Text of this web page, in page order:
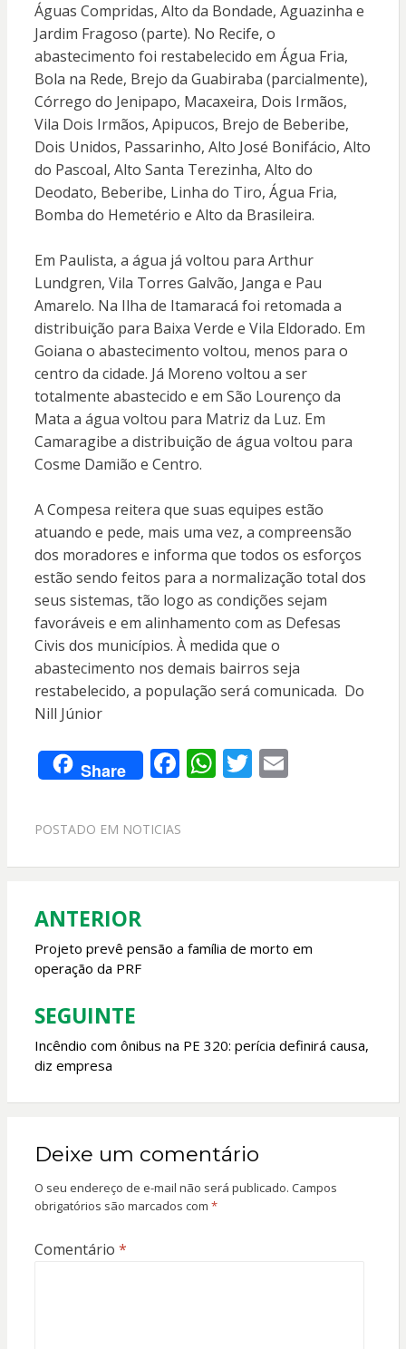
Águas Compridas, Alto da Bondade, Aguazinha e
Jardim Fragoso (parte). No Recife, o
abastecimento foi restabelecido em Água Fria,
Bola na Rede, Brejo da Guabiraba (parcialmente),
Córrego do Jenipapo, Macaxeira, Dois Irmãos,
Vila Dois Irmãos, Apipucos, Brejo de Beberibe,
Dois Unidos, Passarinho, Alto José Bonifácio, Alto
do Pascoal, Alto Santa Terezinha, Alto do
Deodato, Beberibe, Linha do Tiro, Água Fria,
Bomba do Hemetério e Alto da Brasileira.
Em Paulista, a água já voltou para Arthur
Lundgren, Vila Torres Galvão, Janga e Pau
Amarelo. Na Ilha de Itamaracá foi retomada a
distribuição para Baixa Verde e Vila Eldorado. Em
Goiana o abastecimento voltou, menos para o
centro da cidade. Já Moreno voltou a ser
totalmente abastecido e em São Lourenço da
Mata a água voltou para Matriz da Luz. Em
Camaragibe a distribuição de água voltou para
Cosme Damião e Centro.
A Compesa reitera que suas equipes estão
atuando e pede, mais uma vez, a compreensão
dos moradores e informa que todos os esforços
estão sendo feitos para a normalização total dos
seus sistemas, tão logo as condições sejam
favoráveis e em alinhamento com as Defesas
Civis dos municípios. À medida que o
abastecimento nos demais bairros seja
restabelecido, a população será comunicada. Do
Nill Júnior
Share F
e
o
k
W
A
p
T E
POSTADO EM NOTICIAS
Navegação
de
Post
ANTERIOR
Projeto prevê pensão a família de morto em
operação da PRF
SEGUINTE
Incêndio com ônibus na PE 320: perícia definirá causa,
diz empresa
Deixe um comentário
O seu endereço de e-mail não será publicado. Campos
obrigatórios são marcados com *
Comentário *